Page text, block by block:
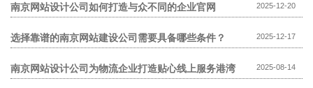
南京网站设计公司如何打造与众不同的企业官网 2025-12-20
选择靠谱的南京网站建设公司需要具备哪些条件？ 2025-12-17
南京网站设计公司为物流企业打造贴心线上服务港湾 2025-08-14